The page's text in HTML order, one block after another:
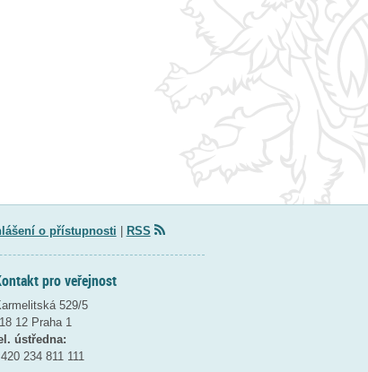
o přístupnosti RSS
pro veřejnost
529/5
12 Praha 1
ústředna:
234 811 111